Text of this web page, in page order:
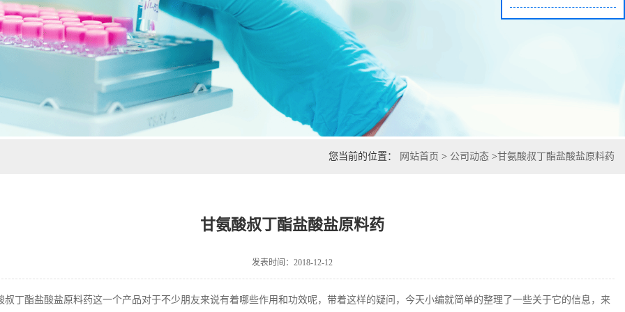
您当前的位置： 网站首页 > 公司动态 >甘氨酸叔丁酯盐酸盐原料药
甘氨酸叔丁酯盐酸盐原料药
发表时间：2018-12-12
丁酯盐酸盐原料药这一个产品对于不少朋友来说有着哪些作用和功效呢，带着这样的疑问，今天小编就简单的整理了一些关于它的信息，来